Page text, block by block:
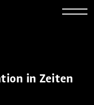
in Zeiten